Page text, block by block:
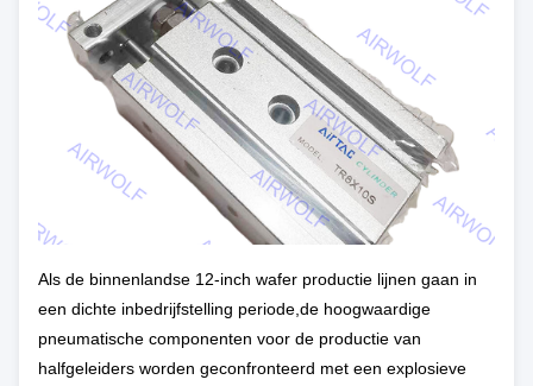
Als de binnenlandse 12-inch wafer productie lijnen gaan in
een dichte inbedrijfstelling periode,de hoogwaardige
pneumatische componenten voor de productie van
halfgeleiders worden geconfronteerd met een explosieve